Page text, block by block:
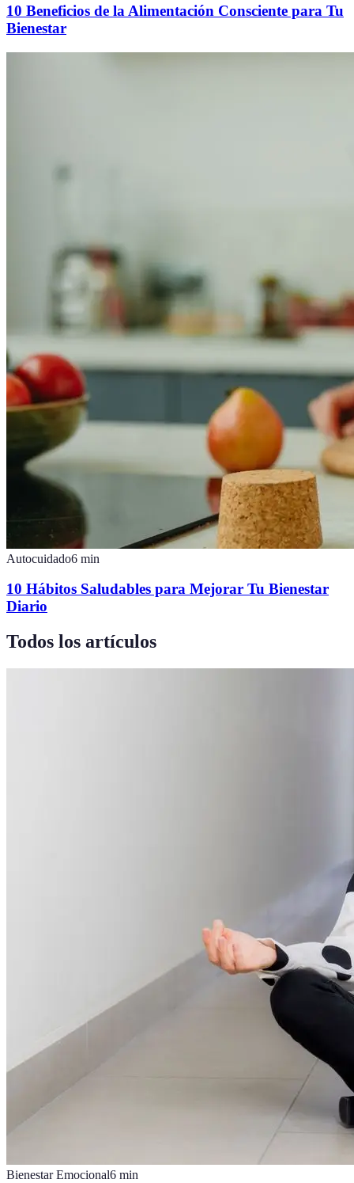
10 Beneficios de la Alimentación Consciente para Tu
Bienestar
Autocuidado6 min
10 Hábitos Saludables para Mejorar Tu Bienestar
Diario
Todos los artículos
Bienestar Emocional6 min